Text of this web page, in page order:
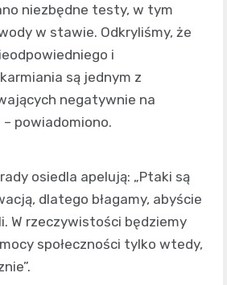
niezbędne testy, w tym
w stawie. Odkryliśmy, że
i
są jednym z
negatywnie na
– powiadomiono.
osiedla apelują: „Ptaki są
dlatego błagamy, abyście
W rzeczywistości będziemy
społeczności tylko wtedy,